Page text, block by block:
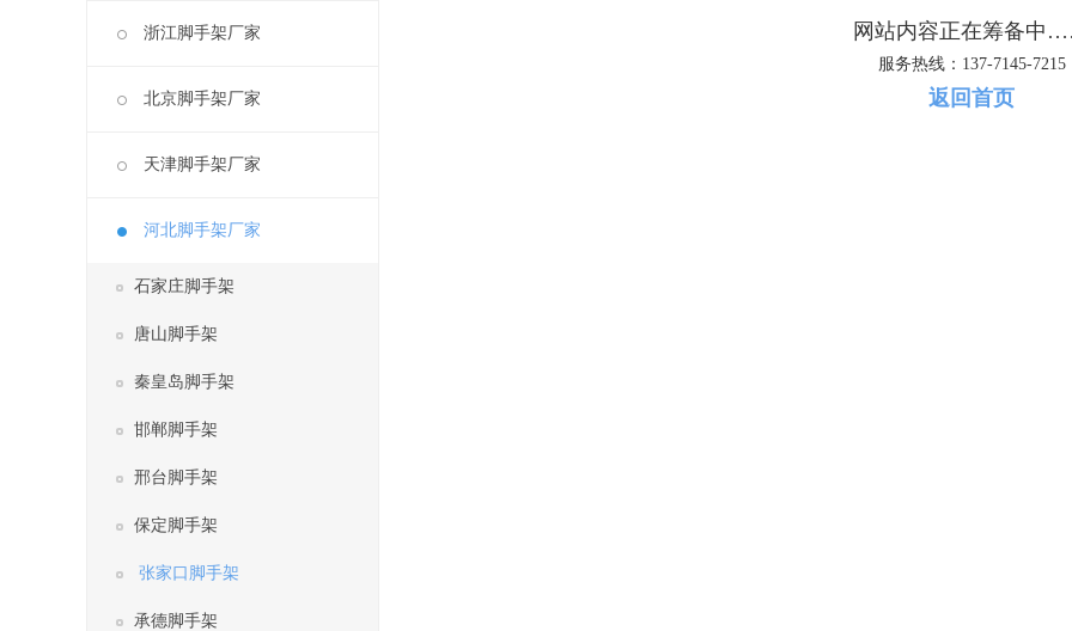
浙江脚手架厂家
北京脚手架厂家
天津脚手架厂家
河北脚手架厂家
石家庄脚手架
唐山脚手架
秦皇岛脚手架
邯郸脚手架
邢台脚手架
保定脚手架
张家口脚手架
承德脚手架
网站内容正在筹备中
服务热线：137-7145-7215
返回首页